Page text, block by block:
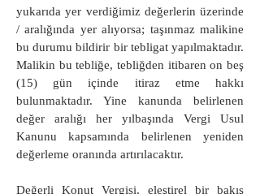
yukarıda yer verdiğimiz değerlerin üzerinde
/ aralığında yer alıyorsa; taşınmaz malikine
bu durumu bildirir bir tebligat yapılmaktadır.
Malikin bu tebliğe, tebliğden itibaren on beş
(15) gün içinde itiraz etme hakkı
bulunmaktadır. Yine kanunda belirlenen
değer aralığı her yılbaşında Vergi Usul
Kanunu kapsamında belirlenen yeniden
değerleme oranında artırılacaktır.
Değerli Konut Vergisi, eleştirel bir bakış